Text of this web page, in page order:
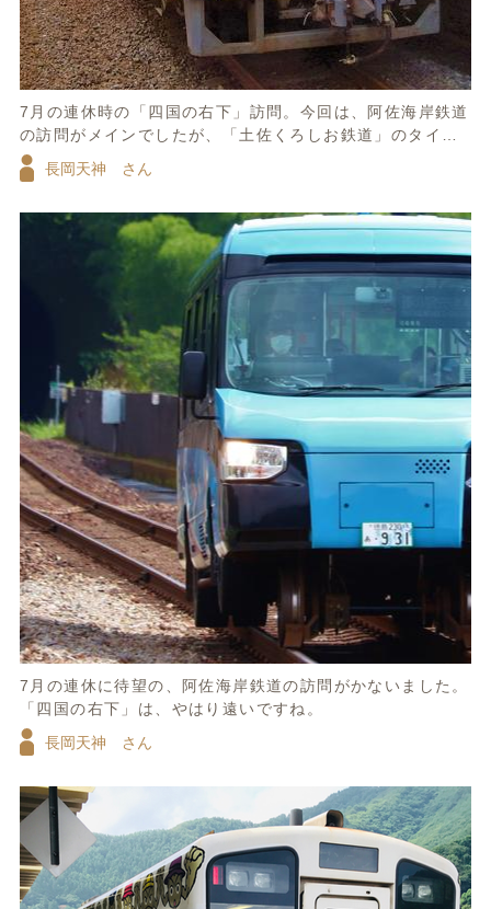
7月の連休時の「四国の右下」訪問。今回は、阿佐海岸鉄道
の訪問がメインでしたが、「土佐くろしお鉄道」のタイガ
ース号に今までの訪問では、うまく出会えなかったのです
が…ちょうど対向列車に!! やっと念願がかないました。
長岡天神 さん
7月の連休に待望の、阿佐海岸鉄道の訪問がかないました。
「四国の右下」は、やはり遠いですね。
長岡天神 さん